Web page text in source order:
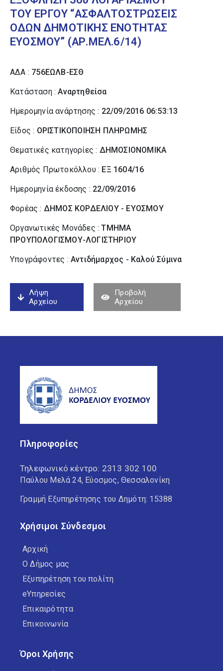
ΤΟΥ ΕΡΓΟΥ “ΑΣΦΑΛΤΟΣΤΡΩΣΕΙΣ
ΟΔΩΝ ΔΗΜΟΤΙΚΗΣ ΕΝΟΤΗΤΑΣ
ΕΥΟΣΜΟΥ” (ΑΡ.ΜΕΛ.6/14)
ΑΔΑ : 756ΕΩΛΒ-ΕΣΘ
Κατάσταση :Αναρτηθείσα
Ημερομηνία ανάρτησης : 22/09/2016 06:53:13
Είδος : ΟΡΙΣΤΙΚΟΠΟΙΗΣΗ ΠΛΗΡΩΜΗΣ
Θεματικές κατηγορίες : ΔΗΜΟΣΙΟΝΟΜΙΚΑ
Αριθμός Πρωτοκόλλου : ΕΞ 1604/16
Ημερομηνία έκδοσης : 22/09/2016
Φορέας : ΔΗΜΟΣ ΚΟΡΔΕΛΙΟΥ - ΕΥΟΣΜΟΥ
Οργανωτικές Μονάδες :ΤΜΗΜΑ
ΠΡΟΥΠΟΛΟΓΙΣΜΟΥ-ΛΟΓΙΣΤΗΡΙΟΥ
Υπογράφοντες : Αντιδήμαρχος - Καλού Σύµινα
Λήψη
Αρχείου
Προβολή
Αρχείου
Πληροφορίες
Τηλεφωνικό κέντρο: 2313 302 100
Παύλου Μελά 24, Εύοσμος, Θεσσαλονίκη
Γραμμή Εξυπηρέτησης του Δημότη: 15388
Χρήσιμοι Σύνδεσμοι
Αρχική
Ο Δήμος μας
Εξυπηρέτηση του πολίτη
eΥπηρεσίες
Επικαιρότητα
Επικοινωνία
Όροι Χρήσης